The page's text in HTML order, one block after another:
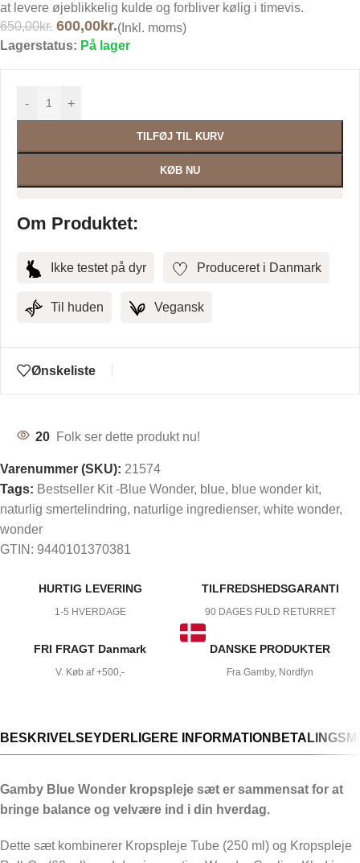
at levere øjeblikkelig kulde og forbliver kølig i timevis.
650,00kr. 600,00kr.(Inkl. moms)
Lagerstatus: På lager
- +
TILFØJ TIL KURV
KØB NU
Om Produktet:
Ikke testet på dyr Produceret i Danmark
Til huden Vegansk
Ønskeliste
20 Folk ser dette produkt nu!
Varenummer (SKU): 21574
Tags: Bestseller Kit -Blue Wonder, blue, blue wonder kit,
naturlig smertelindring, naturlige ingredienser, white wonder,
wonder
GTIN: 9440101370381
HURTIG LEVERING
1-5 HVERDAGE
TILFREDSHEDSGARANTI
90 DAGES FULD RETURRET
FRI FRAGT Danmark
V. Køb af +500,-
DANSKE PRODUKTER
Fra Gamby, Nordfyn
BESKRIVELSEYDERLIGERE INFORMATION
Gamby Blue Wonder kropspleje sæt er sammensat for at
bringe balance og velvære ind i din hverdag.
Dette sæt kombinerer Kropspleje Tube (250 ml) og Kropspleje